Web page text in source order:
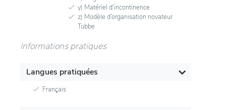
y) Matériel d'incontinence
z) Modèle d’organisation novateur
Tubbe
Informations pratiques
Langues pratiquées
Français